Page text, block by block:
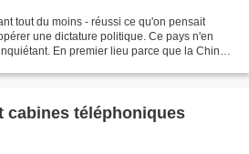
tout du moins - réussi ce qu'on pensait
une dictature politique. Ce pays n'en
En premier lieu parce que la Chine
cabines téléphoniques